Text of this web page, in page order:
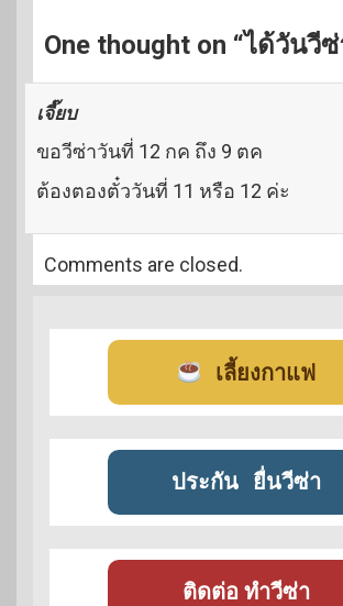
One thought on “ได้วันวีซ่
เจี๊ยบ
ขอวีซ่าวันที่ 12 กค ถึง 9 ตค
ต้องตองตั๋ววันที่ 11 หรือ 12 ค่ะ
Comments are closed.
เลี้ยงกาแฟ
ประกัน ยื่นวีซ่า
ติดต่อ ทำวีซ่า